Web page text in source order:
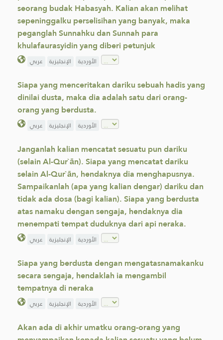
seorang budak Habasyah. Kalian akan melihat
sepeninggalku perselisihan yang banyak, maka
peganglah Sunnahku dan Sunnah para
khulafaurasyidin yang diberi petunjuk
عربي الإنجليزية الأوردية
Siapa yang menceritakan dariku sebuah hadis yang
dinilai dusta, maka ‎dia adalah satu dari orang-
orang yang berdusta.‎
عربي الإنجليزية الأوردية
Janganlah kalian mencatat sesuatu pun dariku
(selain Al-Qur`ān). Siapa yang mencatat dariku
selain Al-Qur`ān, hendaknya dia menghapusnya.
Sampaikanlah (apa yang kalian dengar) dariku dan
tidak ada dosa (bagi kalian). Siapa yang berdusta
atas namaku dengan sengaja, hendaknya dia
menempati tempat duduknya dari api neraka.
عربي الإنجليزية الأوردية
Siapa yang berdusta dengan mengatasnamakanku
secara sengaja, hendaklah ia mengambil
tempatnya di neraka
عربي الإنجليزية الأوردية
Akan ada di akhir umatku orang-orang yang